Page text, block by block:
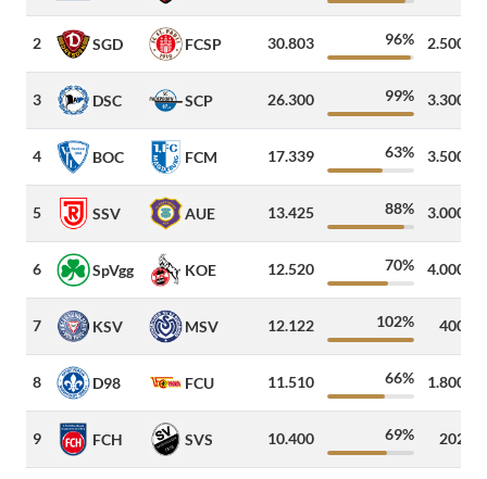
2 SGD FCSP 30.803 96% 2.500
3 DSC SCP 26.300 99% 3.300
4 BOC FCM 17.339 63% 3.500
5 SSV AUE 13.425 88% 3.000
6 SpVgg KOE 12.520 70% 4.000
7 KSV MSV 12.122 102% 400
8 D98 FCU 11.510 66% 1.800
9 FCH SVS 10.400 69% 202